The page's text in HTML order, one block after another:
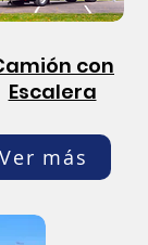
con
Escalera
Ver más